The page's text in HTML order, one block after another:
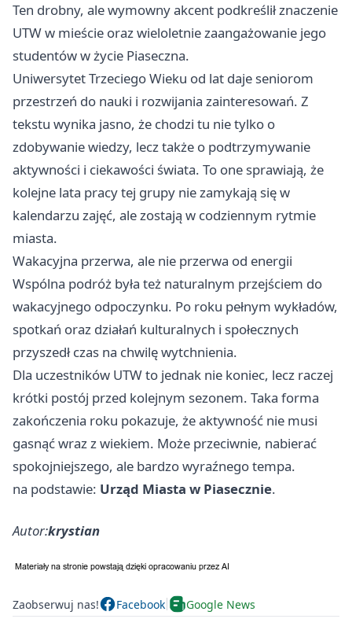
Ten drobny, ale wymowny akcent podkreślił znaczenie
UTW w mieście oraz wieloletnie zaangażowanie jego
studentów w życie Piaseczna.
Uniwersytet Trzeciego Wieku od lat daje seniorom
przestrzeń do nauki i rozwijania zainteresowań. Z
tekstu wynika jasno, że chodzi tu nie tylko o
zdobywanie wiedzy, lecz także o podtrzymywanie
aktywności i ciekawości świata. To one sprawiają, że
kolejne lata pracy tej grupy nie zamykają się w
kalendarzu zajęć, ale zostają w codziennym rytmie
miasta.
Wakacyjna przerwa, ale nie przerwa od energii
Wspólna podróż była też naturalnym przejściem do
wakacyjnego odpoczynku. Po roku pełnym wykładów,
spotkań oraz działań kulturalnych i społecznych
przyszedł czas na chwilę wytchnienia.
Dla uczestników UTW to jednak nie koniec, lecz raczej
krótki postój przed kolejnym sezonem. Taka forma
zakończenia roku pokazuje, że aktywność nie musi
gasnąć wraz z wiekiem. Może przeciwnie, nabierać
spokojniejszego, ale bardzo wyraźnego tempa.
na podstawie: Urząd Miasta w Piasecznie.
Autor:krystian
Zaobserwuj nas! Facebook Google News